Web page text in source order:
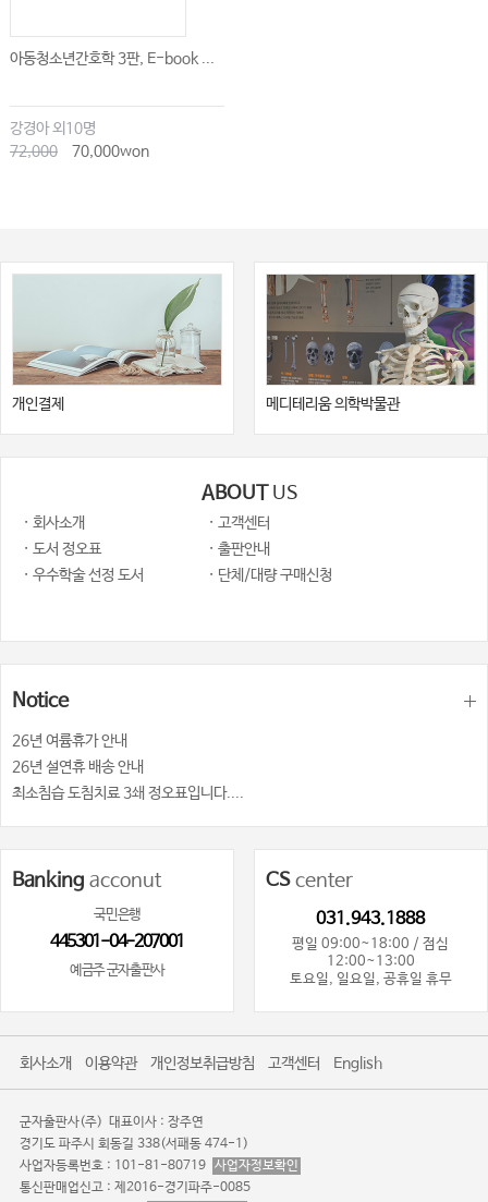
아동청소년간호학 3판, E-book ...
강경아 외10명
72,000
70,000won
개인결제 메디테리움 의학박물관
ABOUT US
· 회사소개
· 고객센터
· 도서 정오표
· 출판안내
· 우수학술 선정 도서
· 단체/대량 구매신청
Notice
26년 여륨휴가 안내
26년 설연휴 배송 안내
최소침습 도침치료 3쇄 정오표입니다....
Banking acconut
국민은행
445301-04-207001
예금주 군자출판사
CScenter
031.943.1888
평일 09:00~18:00 / 점심
12:00~13:00
토요일, 일요일, 공휴일 휴무
회사소개 이용약관 개인정보취급방침 고객센터 English
군자출판사(주) 대표이사 : 장주연
경기도 파주시 회동길 338(서패동 474-1)
사업자등록번호 : 101-81-80719 사업자정보확인
통신판매업신고 : 제2016-경기파주-0085